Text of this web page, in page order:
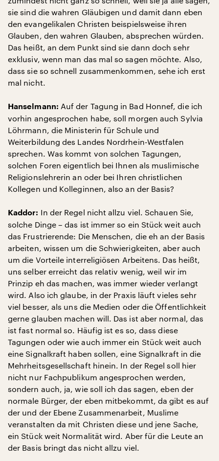
sie sind die wahren Gläubigen und damit dann eben
den evangelikalen Christen beispielsweise ihren
Glauben, den wahren Glauben, absprechen würden.
Das heißt, an dem Punkt sind sie dann doch sehr
exklusiv, wenn man das mal so sagen möchte. Also,
dass sie so schnell zusammenkommen, sehe ich erst
mal nicht.
Hanselmann: Auf der Tagung in Bad Honnef, die ich
vorhin angesprochen habe, soll morgen auch Sylvia
Löhrmann, die Ministerin für Schule und
Weiterbildung des Landes Nordrhein-Westfalen
sprechen. Was kommt von solchen Tagungen,
solchen Foren eigentlich bei Ihnen als muslimische
Religionslehrerin an oder bei Ihren christlichen
Kollegen und Kolleginnen, also an der Basis?
Kaddor: In der Regel nicht allzu viel. Schauen Sie,
solche Dinge – das ist immer so ein Stück weit auch
das Frustrierende: Die Menschen, die eh an der Basis
arbeiten, wissen um die Schwierigkeiten, aber auch
um die Vorteile interreligiösen Arbeitens. Das heißt,
uns selber erreicht das relativ wenig, weil wir im
Prinzip eh das machen, was immer wieder verlangt
wird. Also ich glaube, in der Praxis läuft vieles sehr
viel besser, als uns die Medien oder die Öffentlichkeit
gerne glauben machen will. Das ist aber normal, das
ist fast normal so. Häufig ist es so, dass diese
Tagungen oder wie auch immer ein Stück weit auch
eine Signalkraft haben sollen, eine Signalkraft in die
Mehrheitsgesellschaft hinein. In der Regel soll hier
nicht nur Fachpublikum angesprochen werden,
sondern auch, ja, wie soll ich das sagen, eben der
normale Bürger, der eben mitbekommt, da gibt es auf
der und der Ebene Zusammenarbeit, Muslime
veranstalten da mit Christen diese und jene Sache,
ein Stück weit Normalität wird. Aber für die Leute an
der Basis bringt das nicht allzu viel.